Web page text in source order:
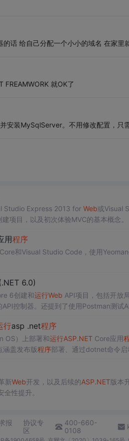
话 给自己分配一个小小的域名 在家里
FREAMWORK 就OK了
安装MySqlServer。不用修改配置，只
Studio Express 2013 for Web或Visual
项目，以及初次体验MVC的基本概念。
用程序
和Visual Studio Code，使用
6.0)
6创建和运行Web API项目，包括开放
控制器。还提到了使用Postman测试
行asp .net程序
OS）上部署和运行ASP.NETCore应用
涵盖发布版程序部署、通过dotnet命令启
新Web开发，以及后续的ASP.NET版本
性提升。
报
协议专
区
400-660-
0108